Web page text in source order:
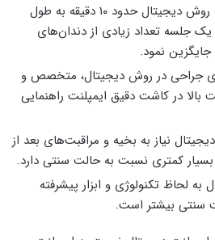
کل جراحی ایمپلنت به روش دیجیتال حدود ۱۰ دقیقه به طول
یک جلسه تعداد زیادی از دندان‌های
نمود.
جراحی در روش دیجیتال، متخصص و
بالا در کاشت دقیق ایمپلنت راهنمایی
نیاز به بخیه و مراقبت‌های بعد از
بسیار کمتری نسبت به حالت سنتی دارد.
لحاظ تکنولوژی و ابزار پیشرفته
سنتی بیشتر است.